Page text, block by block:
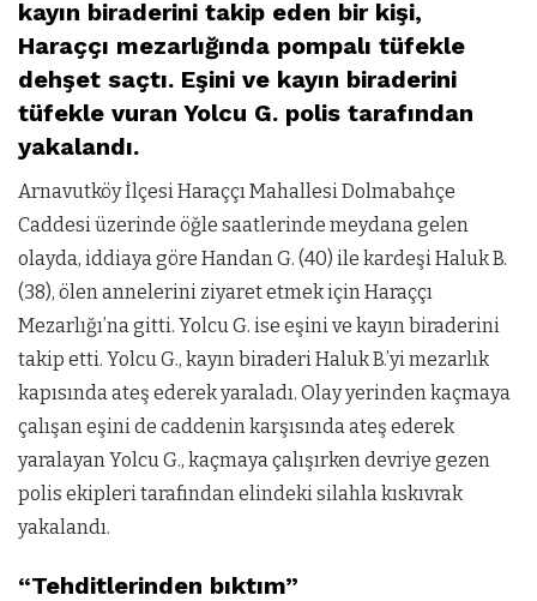
kayın biraderini takip eden bir kişi,
Haraççı mezarlığında pompalı tüfekle
dehşet saçtı. Eşini ve kayın biraderini
tüfekle vuran Yolcu G. polis tarafından
yakalandı.
Arnavutköy İlçesi Haraççı Mahallesi Dolmabahçe
Caddesi üzerinde öğle saatlerinde meydana gelen
olayda, iddiaya göre Handan G. (40) ile kardeşi Haluk B.
(38), ölen annelerini ziyaret etmek için Haraççı
Mezarlığı’na gitti. Yolcu G. ise eşini ve kayın biraderini
takip etti. Yolcu G., kayın biraderi Haluk B.’yi mezarlık
kapısında ateş ederek yaraladı. Olay yerinden kaçmaya
çalışan eşini de caddenin karşısında ateş ederek
yaralayan Yolcu G., kaçmaya çalışırken devriye gezen
polis ekipleri tarafından elindeki silahla kıskıvrak
yakalandı.
“Tehditlerinden bıktım”